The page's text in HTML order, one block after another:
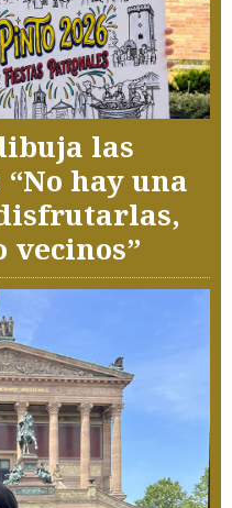
las
hay una
vecinos”